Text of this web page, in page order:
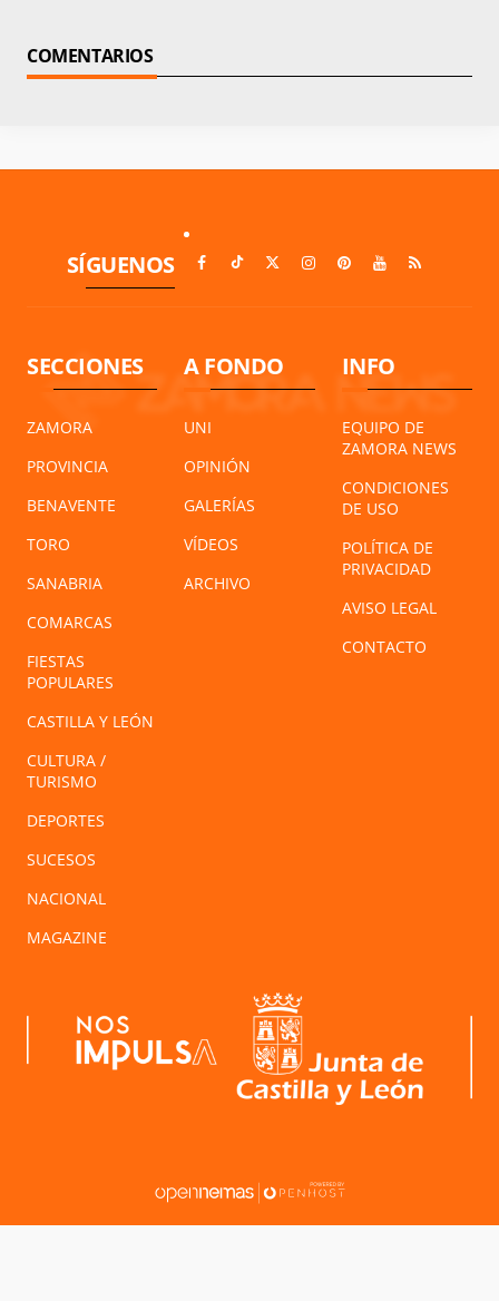
COMENTARIOS
SÍGUENOS
SECCIONES
ZAMORA
PROVINCIA
BENAVENTE
TORO
SANABRIA
COMARCAS
FIESTAS
POPULARES
CASTILLA Y LEÓN
CULTURA /
TURISMO
DEPORTES
SUCESOS
NACIONAL
MAGAZINE
A FONDO
UNI
OPINIÓN
GALERÍAS
VÍDEOS
ARCHIVO
INFO
EQUIPO DE
ZAMORA NEWS
CONDICIONES
DE USO
POLÍTICA DE
PRIVACIDAD
AVISO LEGAL
CONTACTO